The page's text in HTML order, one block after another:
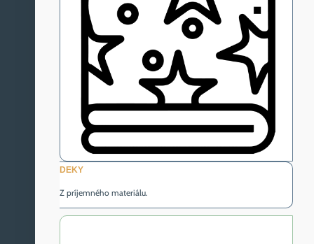
DEKY
Z príjemného materiálu.